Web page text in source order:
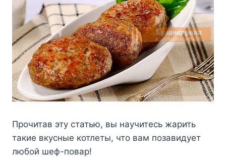
Прочитав эту статью, вы научитесь жарить
такие вкусные котлеты, что вам позавидует
любой шеф-повар!